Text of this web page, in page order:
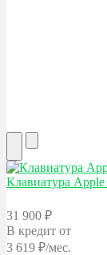
Клавиатура Apple
31 900 ₽
В кредит от
3 619 ₽/мес.